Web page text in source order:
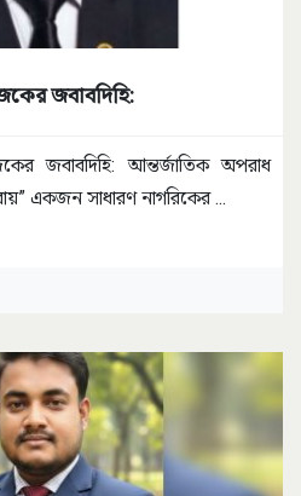
জবাবদিহি:
জবাবদিহি: আন্তর্জাতিক অপরাধ
​একজন সাধারণ নাগরিকের ...